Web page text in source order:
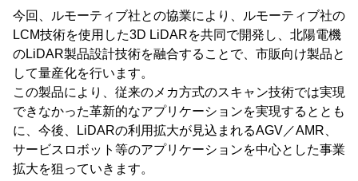
今回、ルモーティブ社との協業により、ルモーティブ社の
LCM技術を使用した3D LiDARを共同で開発し、北陽電機
のLiDAR製品設計技術を融合することで、市販向け製品と
して量産化を行います。
この製品により、従来のメカ方式のスキャン技術では実現
できなかった革新的なアプリケーションを実現するととも
に、今後、LiDARの利用拡大が見込まれるAGV／AMR、
サービスロボット等のアプリケーションを中心とした事業
拡大を狙っていきます。